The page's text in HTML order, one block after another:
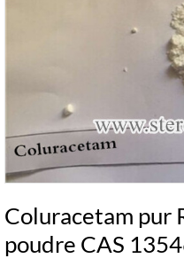
Coluracetam pur
poudre CAS